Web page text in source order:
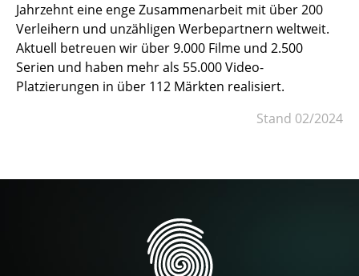
Jahrzehnt eine enge Zusammenarbeit mit über 200
Verleihern und unzähligen Werbepartnern weltweit.
Aktuell betreuen wir über 9.000 Filme und 2.500
Serien und haben mehr als 55.000 Video-
Platzierungen in über 112 Märkten realisiert.
Stand 02/2024